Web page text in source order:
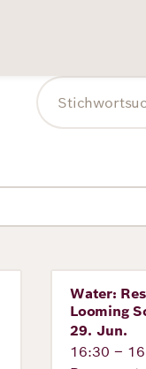
Volltextsuche
Water:
Looming
29. Jun.
16:30 –